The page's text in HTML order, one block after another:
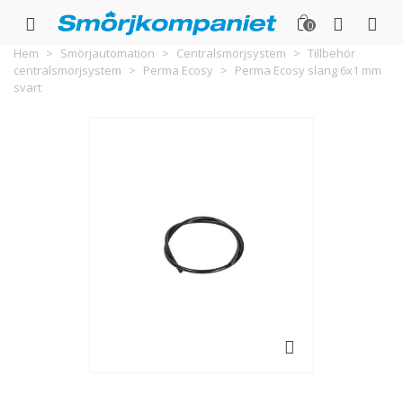
0
Hem > Smörjautomation > Centralsmörjsystem > Tillbehör
centralsmörjsystem > Perma Ecosy > Perma Ecosy slang 6x1 mm
svart